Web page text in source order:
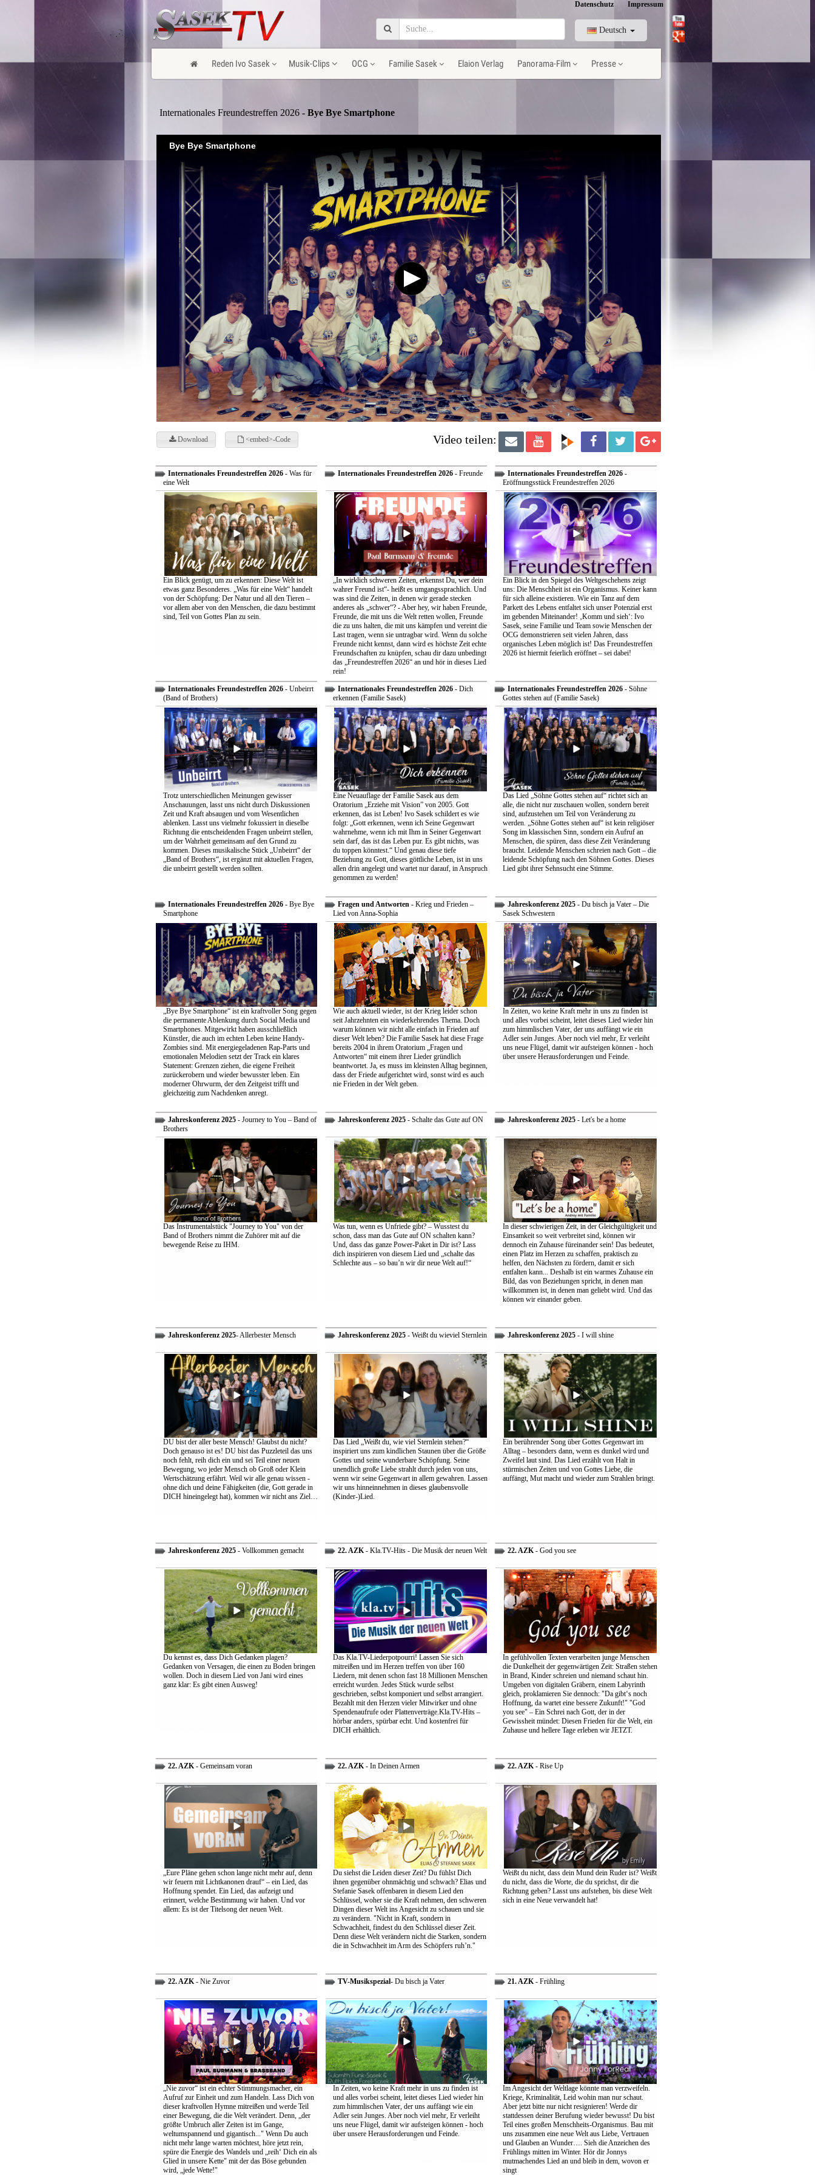
Datenschutz Impressum
Deutsch
Reden Ivo Sasek Musik-Clips OCG Familie Sasek Elaion Verlag Panorama-Film Presse
Internationales Freundestreffen 2026 - Bye Bye Smartphone
Bye Bye Smartphone
Download <embed>-Code Video teilen:
Internationales Freundestreffen 2026- Was für
eine Welt
Ein Blick genügt, um zu erkennen: Diese Welt ist
etwas ganz Besonderes. „Was für eine Welt“ handelt
von der Schöpfung: Der Natur und all den Tieren –
vor allem aber von den Menschen, die dazu bestimmt
sind, Teil von Gottes Plan zu sein.
Internationales Freundestreffen 2026- Freunde
„In wirklich schweren Zeiten, erkennst Du, wer dein
wahrer Freund ist“- heißt es umgangssprachlich. Und
was sind die Zeiten, in denen wir gerade stecken
anderes als „schwer“? - Aber hey, wir haben Freunde,
Freunde, die mit uns die Welt retten wollen, Freunde
die zu uns halten, die mit uns kämpfen und vereint die
Last tragen, wenn sie untragbar wird. Wenn du solche
Freunde nicht kennst, dann wird es höchste Zeit echte
Freundschaften zu knüpfen, schau dir dazu unbedingt
das „Freundestreffen 2026“ an und hör in dieses Lied
rein!
Internationales Freundestreffen 2026-
Eröffnungsstück Freundestreffen 2026
Ein Blick in den Spiegel des Weltgeschehens zeigt
uns: Die Menschheit ist ein Organismus. Keiner kann
für sich alleine existieren. Wie ein Tanz auf dem
Parkett des Lebens entfaltet sich unser Potenzial erst
im gebenden Miteinander! ‚Komm und sieh‘: Ivo
Sasek, seine Familie und Team sowie Menschen der
OCG demonstrieren seit vielen Jahren, dass
organisches Leben möglich ist! Das Freundestreffen
2026 ist hiermit feierlich eröffnet – sei dabei!
Internationales Freundestreffen 2026- Unbeirrt
(Band of Brothers)
Trotz unterschiedlichen Meinungen gewisser
Anschauungen, lasst uns nicht durch Diskussionen
Zeit und Kraft absaugen und vom Wesentlichen
ablenken. Lasst uns vielmehr fokussiert in dieselbe
Richtung die entscheidenden Fragen unbeirrt stellen,
um der Wahrheit gemeinsam auf den Grund zu
kommen. Dieses musikalische Stück „Unbeirrt“ der
„Band of Brothers“, ist ergänzt mit aktuellen Fragen,
die unbeirrt gestellt werden sollten.
Internationales Freundestreffen 2026- Dich
erkennen (Familie Sasek)
Eine Neuauflage der Familie Sasek aus dem
Oratorium „Erziehe mit Vision” von 2005. Gott
erkennen, das ist Leben! Ivo Sasek schildert es wie
folgt: „Gott erkennen, wenn ich Seine Gegenwart
wahrnehme, wenn ich mit Ihm in Seiner Gegenwart
sein darf, das ist das Leben pur. Es gibt nichts, was
du toppen könntest.“ Und genau diese tiefe
Beziehung zu Gott, dieses göttliche Leben, ist in uns
allen drin angelegt und wartet nur darauf, in Anspruch
genommen zu werden!
Internationales Freundestreffen 2026- Söhne
Gottes stehen auf (Familie Sasek)
Das Lied „Söhne Gottes stehen auf“ richtet sich an
alle, die nicht nur zuschauen wollen, sondern bereit
sind, aufzustehen um Teil von Veränderung zu
werden. „Söhne Gottes stehen auf“ ist kein religiöser
Song im klassischen Sinn, sondern ein Aufruf an
Menschen, die spüren, dass diese Zeit Veränderung
braucht. Leidende Menschen schreien nach Gott – die
leidende Schöpfung nach den Söhnen Gottes. Dieses
Lied gibt ihrer Sehnsucht eine Stimme.
Internationales Freundestreffen 2026- Bye Bye
Smartphone
„Bye Bye Smartphone“ ist ein kraftvoller Song gegen
die permanente Ablenkung durch Social Media und
Smartphones. Mitgewirkt haben ausschließlich
Künstler, die auch im echten Leben keine Handy-
Zombies sind. Mit energiegeladenen Rap-Parts und
emotionalen Melodien setzt der Track ein klares
Statement: Grenzen ziehen, die eigene Freiheit
zurückerobern und wieder bewusster leben. Ein
moderner Ohrwurm, der den Zeitgeist trifft und
gleichzeitig zum Nachdenken anregt.
Fragen und Antworten- Krieg und Frieden –
Lied von Anna-Sophia
Wie auch aktuell wieder, ist der Krieg leider schon
seit Jahrzehnten ein wiederkehrendes Thema. Doch
warum können wir nicht alle einfach in Frieden auf
dieser Welt leben? Die Familie Sasek hat diese Frage
bereits 2004 in ihrem Oratorium „Fragen und
Antworten“ mit einem ihrer Lieder gründlich
beantwortet. Ja, es muss im kleinsten Alltag beginnen,
dass der Friede aufgerichtet wird, sonst wird es auch
nie Frieden in der Welt geben.
Jahreskonferenz 2025- Du bisch ja Vater – Die
Sasek Schwestern
In Zeiten, wo keine Kraft mehr in uns zu finden ist
und alles vorbei scheint, leitet dieses Lied wieder hin
zum himmlischen Vater, der uns auffängt wie ein
Adler sein Junges. Aber noch viel mehr, Er verleiht
uns neue Flügel, damit wir aufsteigen können - hoch
über unsere Herausforderungen und Feinde.
Jahreskonferenz 2025- Journey to You – Band of
Brothers
Das Instrumentalstück "Journey to You" von der
Band of Brothers nimmt die Zuhörer mit auf die
bewegende Reise zu IHM.
Jahreskonferenz 2025- Schalte das Gute auf ON
Was tun, wenn es Unfriede gibt? – Wusstest du
schon, dass man das Gute auf ON schalten kann?
Und, dass das ganze Power-Paket in Dir ist? Lass
dich inspirieren von diesem Lied und „schalte das
Schlechte aus – so bau’n wir dir neue Welt auf!“
Jahreskonferenz 2025- Let's be a home
In dieser schwierigen Zeit, in der Gleichgültigkeit und
Einsamkeit so weit verbreitet sind, können wir
dennoch ein Zuhause füreinander sein! Das bedeutet,
einen Platz im Herzen zu schaffen, praktisch zu
helfen, den Nächsten zu fördern, damit er sich
entfalten kann... Deshalb ist ein warmes Zuhause ein
Bild, das von Beziehungen spricht, in denen man
willkommen ist, in denen man geliebt wird. Und das
können wir einander geben.
Jahreskonferenz 2025- Allerbester Mensch
DU bist der aller beste Mensch! Glaubst du nicht?
Doch genauso ist es! DU bist das Puzzleteil das uns
noch fehlt, reih dich ein und sei Teil einer neuen
Bewegung, wo jeder Mensch ob Groß oder Klein
Wertschätzung erfährt. Weil wir alle genau wissen -
ohne dich und deine Fähigkeiten (die, Gott gerade in
DICH hineingelegt hat), kommen wir nicht ans Ziel…
Jahreskonferenz 2025- Weißt du wieviel Sternlein
Das Lied „Weißt du, wie viel Sternlein stehen?“
inspiriert uns zum kindlichen Staunen über die Größe
Gottes und seine wunderbare Schöpfung. Seine
unendlich große Liebe strahlt durch jeden von uns,
wenn wir seine Gegenwart in allem gewahren. Lassen
wir uns hinneinnehmen in dieses glaubensvolle
(Kinder-)Lied.
Jahreskonferenz 2025- I will shine
Ein berührender Song über Gottes Gegenwart im
Alltag – besonders dann, wenn es dunkel wird und
Zweifel laut sind. Das Lied erzählt von Halt in
stürmischen Zeiten und von Gottes Liebe, die
auffängt, Mut macht und wieder zum Strahlen bringt.
Jahreskonferenz 2025- Vollkommen gemacht
Du kennst es, dass Dich Gedanken plagen?
Gedanken von Versagen, die einen zu Boden bringen
wollen. Doch in diesem Lied von Jani wird eines
ganz klar: Es gibt einen Ausweg!
22. AZK- Kla.TV-Hits - Die Musik der neuen Welt
Das Kla.TV-Liederpotpourri! Lassen Sie sich
mitreißen und im Herzen treffen von über 160
Liedern, mit denen schon fast 18 Millionen Menschen
erreicht wurden. Jedes Stück wurde selbst
geschrieben, selbst komponiert und selbst arrangiert.
Bezahlt mit den Herzen vieler Mitwirker und ohne
Spendenaufrufe oder Plattenverträge.Kla.TV-Hits –
hörbar anders, spürbar echt. Und kostenfrei für
DICH erhältlich.
22. AZK- God you see
In gefühlvollen Texten verarbeiten junge Menschen
die Dunkelheit der gegenwärtigen Zeit: Straßen stehen
in Brand, Kinder schreien und niemand schaut hin.
Umgeben von digitalen Gräbern, einem Labyrinth
gleich, proklamieren Sie dennoch: "Da gibt‘s noch
Hoffnung, da wartet eine bessere Zukunft!" "God
you see" – Ein Schrei nach Gott, der in der
Gewissheit mündet: Diesen Frieden für die Welt, ein
Zuhause und hellere Tage erleben wir JETZT.
22. AZK- Gemeinsam voran
„Eure Pläne gehen schon lange nicht mehr auf, denn
wir feuern mit Lichtkanonen drauf“ – ein Lied, das
Hoffnung spendet. Ein Lied, das aufzeigt und
erinnert, welche Bestimmung wir haben. Und vor
allem: Es ist der Titelsong der neuen Welt.
22. AZK- In Deinen Armen
Du siehst die Leiden dieser Zeit? Du fühlst Dich
ihnen gegenüber ohnmächtig und schwach? Elias und
Stefanie Sasek offenbaren in diesem Lied den
Schlüssel, woher sie die Kraft nehmen, den schweren
Dingen dieser Welt ins Angesicht zu schauen und sie
zu verändern. "Nicht in Kraft, sondern in
Schwachheit, findest du den Schlüssel dieser Zeit.
Denn diese Welt verändern nicht die Starken, sondern
die in Schwachheit im Arm des Schöpfers ruh’n."
22. AZK- Rise Up
Weißt du nicht, dass dein Mund dein Ruder ist? Weißt
du nicht, dass die Worte, die du sprichst, dir die
Richtung geben? Lasst uns aufstehen, bis diese Welt
sich in eine Neue verwandelt hat!
22. AZK- Nie Zuvor
„Nie zuvor“ ist ein echter Stimmungsmacher, ein
Aufruf zur Einheit und zum Handeln. Lass Dich von
dieser kraftvollen Hymne mitreißen und werde Teil
einer Bewegung, die die Welt verändert. Denn, „der
größte Umbruch aller Zeiten ist im Gange,
weltumspannend und gigantisch..." Wenn Du auch
nicht mehr lange warten möchtest, höre jetzt rein,
spüre die Energie des Wandels und „reih‘ Dich ein als
Glied in unsere Kette" mit der das Böse gebunden
wird, „jede Wette!"
TV-Musikspezial- Du bisch ja Vater
In Zeiten, wo keine Kraft mehr in uns zu finden ist
und alles vorbei scheint, leitet dieses Lied wieder hin
zum himmlischen Vater, der uns auffängt wie ein
Adler sein Junges. Aber noch viel mehr, Er verleiht
uns neue Flügel, damit wir aufsteigen können - hoch
über unsere Herausforderungen und Feinde.
21. AZK- Frühling
Im Angesicht der Weltlage könnte man verzweifeln.
Kriege, Kriminalität, Leid wohin man nur schaut.
Aber jetzt bitte nur nicht resignieren! Werde dir
stattdessen deiner Berufung wieder bewusst! Du bist
Teil eines großen Menschheits-Organismus. Bau mit
uns zusammen eine neue Welt aus Liebe, Vertrauen
und Glauben an Wunder…. Sieh die Anzeichen des
Frühlings mitten im Winter. Hör dir Jonnys
mutmachendes Lied an und bleib in dem, wovon er
singt